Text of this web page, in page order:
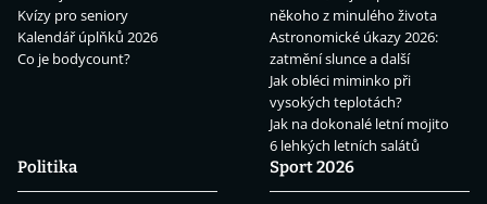
Kvízy pro seniory
Kalendář úplňků 2026
Co je bodycount?
někoho z minulého života
Astronomické úkazy 2026:
zatmění slunce a další
Jak obléci miminko při
vysokých teplotách?
Jak na dokonalé letní mojito
6 lehkých letních salátů
Politika
Sport 2026